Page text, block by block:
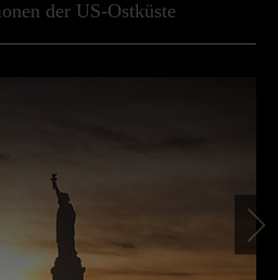
der US-Ostküste